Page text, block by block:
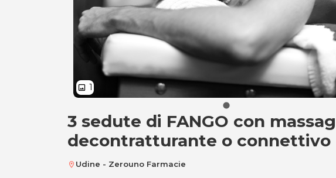
image 1
3 sedute di FANGO con
3 sedute di FANGO con
decontratturante o connettivo
location_on Udine - Zerouno Farmacie